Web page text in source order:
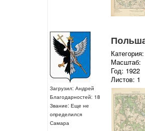
Загрузил: Андрей
Благодарностей: 18
Звание: Еще не
определился
Самара
Масштаб:
Год: 1922
Листов: 1